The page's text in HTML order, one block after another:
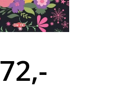
72,-